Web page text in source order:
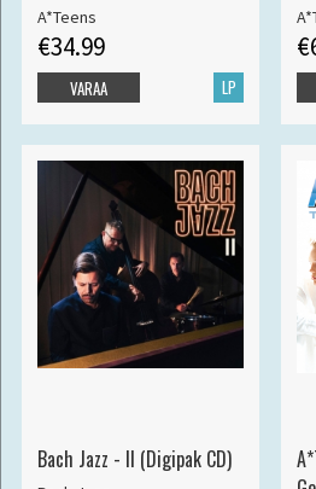
A*Teens
€34.99
LP
VARAA
Bach Jazz - II (Digipak CD)